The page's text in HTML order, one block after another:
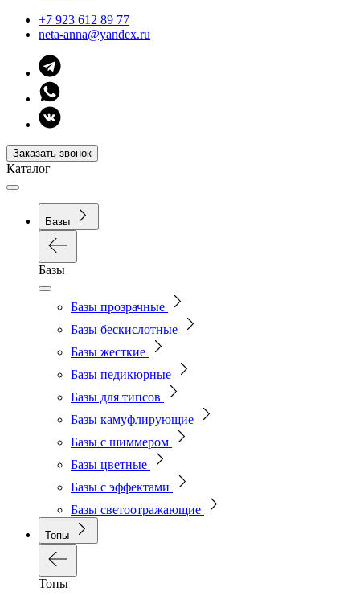
+7 923 612 89 77
neta-anna@yandex.ru
Заказать звонок
Каталог
Базы
Базы
Базы прозрачные
Базы бескислотные
Базы жесткие
Базы педикюрные
Базы для типсов
Базы камуфлирующие
Базы с шиммером
Базы цветные
Базы с эффектами
Базы светоотражающие
Топы
Топы